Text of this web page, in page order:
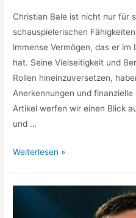
Christian Bale ist nicht nur für
schauspielerischen
immense Vermögen, das er
hat. Seine Vielseitigkeit und
Rollen hineinzuversetzen,
Anerkennungen und
Artikel werfen wir einen Blick
und …
Christian
Weiterlesen »